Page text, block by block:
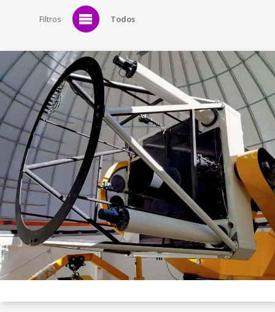
Filtros Todos